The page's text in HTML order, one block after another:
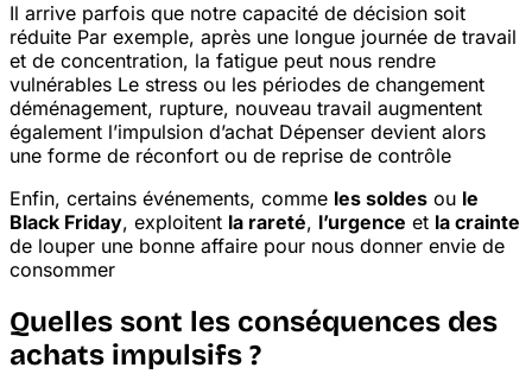
Il arrive parfois que notre capacité de décision soit
réduite Par exemple, après une longue journée de travail
et de concentration, la fatigue peut nous rendre
vulnérables Le stress ou les périodes de changement
déménagement, rupture, nouveau travail augmentent
également l’impulsion d’achat Dépenser devient alors
une forme de réconfort ou de reprise de contrôle
Enfin, certains événements, comme les soldes ou le
Black Friday, exploitent la rareté, l’urgence et la crainte
de louper une bonne affaire pour nous donner envie de
consommer
Quelles sont les conséquences des
achats impulsifs ?